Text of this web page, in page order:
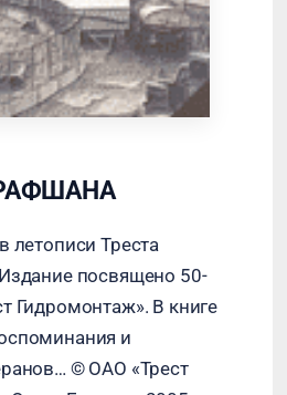
летописи Треста
посвящено 50-
Гидромонтаж». В книге
и
© ОАО «Трест